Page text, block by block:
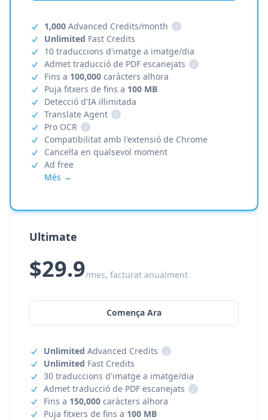
1,000 Advanced Credits/month
i
Unlimited Fast Credits
10 traduccions d'imatge a imatge/dia
Admet traducció de PDF escanejats
i
Fins a 100,000 caràcters alhora
Puja fitxers de fins a 100 MB
Detecció d'IA il·limitada
Translate Agent
i
Pro OCR
i
Compatibilitat amb l'extensió de Chrome
Cancel·la en qualsevol moment
Ad free
Més →
Ultimate
$29.9/mes, facturat anualment
Comença Ara
Unlimited Advanced Credits
i
Unlimited Fast Credits
30 traduccions d'imatge a imatge/dia
Admet traducció de PDF escanejats
i
Fins a 150,000 caràcters alhora
Puja fitxers de fins a 100 MB